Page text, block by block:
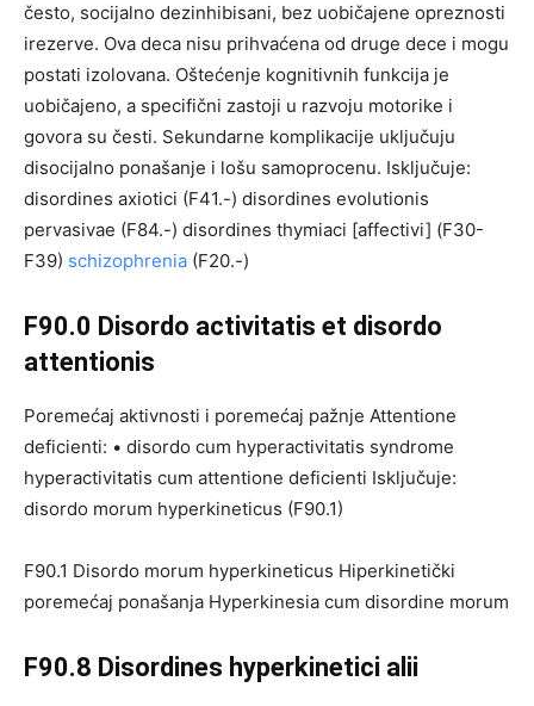
često, socijalno dezinhibisani, bez uobičajene opreznosti
irezerve. Ova deca nisu prihvaćena od druge dece i mogu
postati izolovana. Oštećenje kognitivnih funkcija je
uobičajeno, a specifični zastoji u razvoju motorike i
govora su česti. Sekundarne komplikacije uključuju
disocijalno ponašanje i lošu samoprocenu. Isključuje:
disordines axiotici (F41.-) disordines evolutionis
pervasivae (F84.-) disordines thymiaci [affectivi] (F30-
F39) schizophrenia (F20.-)
F90.0 Disordo activitatis et disordo
attentionis
Poremećaj aktivnosti i poremećaj pažnje Attentione
deficienti: • disordo cum hyperactivitatis syndrome
hyperactivitatis cum attentione deficienti Isključuje:
disordo morum hyperkineticus (F90.1)
F90.1 Disordo morum hyperkineticus Hiperkinetički
poremećaj ponašanja Hyperkinesia cum disordine morum
F90.8 Disordines hyperkinetici alii